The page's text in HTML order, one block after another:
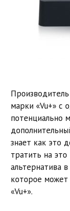
марки «Vu+» с
потенциально
знает как это
тратить на
альтернатива
которое
«Vu+».